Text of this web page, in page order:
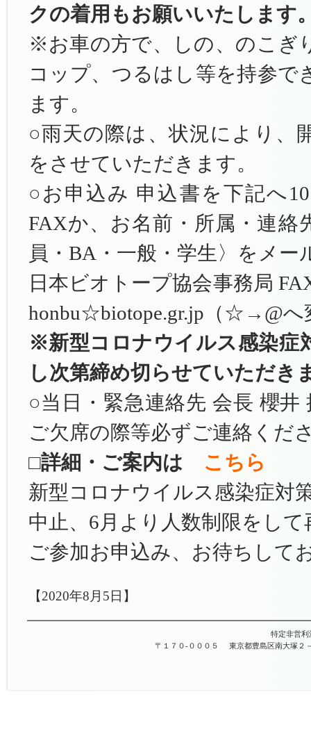
クの着用もお願いいたします
※お車の方で、しの、のこぎ
コップ、つるはし等を持参で
ます。
○雨天の際は、状況により、
をさせていただきます。
○お申込み 申込書を下記へ
FAXか、お名前・所属・連絡
員・BA・一般・学生〉をメー
日本ビオトープ協会事務局
honbu☆biotope.gr.jp（☆→@へ
※新型コロナウイルス感染症
し次第締め切らせていただき
○当日・緊急連絡先 会長 櫻井
ご欠席の際等必ずご連絡くだ
□詳細・ご案内は
こちら
新型コロナウイルス感染症対
中止、6月より人数制限をし
ご参加お申込み、お待ちして
【2020年8月5日】
特定非営利
〒１７０-０００５
東京都豊島区南大塚２